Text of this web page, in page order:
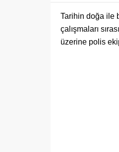
Tarihin doğa ile
çalışmaları
üzerine polis